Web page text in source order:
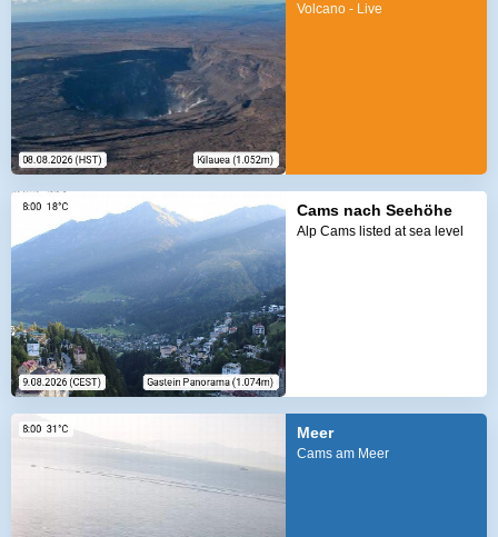
Volcano - Live
Cams nach Seehöhe
Alp Cams listed at sea level
Meer
Cams am Meer